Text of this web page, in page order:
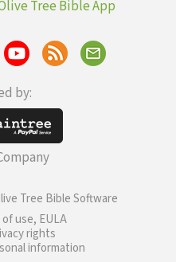
Tree Bible App
by:
Tree Bible Software
use, EULA
rights
information